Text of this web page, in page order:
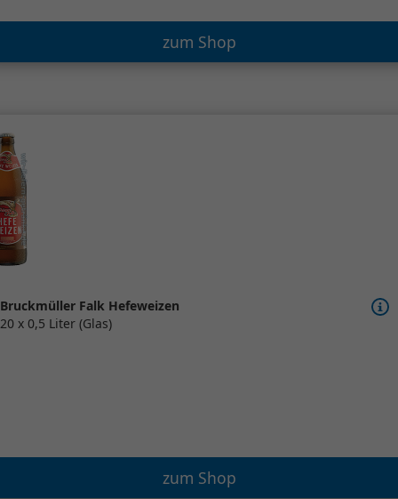
zum Shop
Bruckmüller Falk Hefeweizen
20 x 0,5 Liter (Glas)
zum Shop